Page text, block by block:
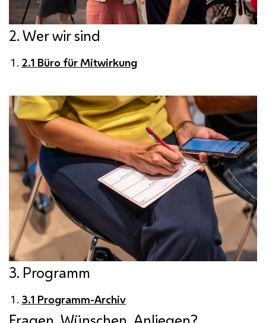
2. Wer wir sind
2.1 Büro für Mitwirkung
3. Programm
3.1 Programm-Archiv